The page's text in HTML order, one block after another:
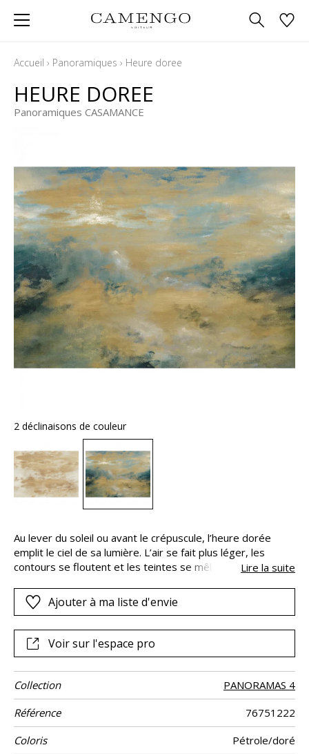
Accueil › Panoramiques › Heure doree
HEURE DOREE
Panoramiques CASAMANCE
2 déclinaisons de couleur
Au lever du soleil ou avant le crépuscule, l’heure dorée
emplit le ciel de sa lumière. L’air se fait plus léger, les
contours se floutent et les teintes se mêlent. L’heure
beauté suspendue qui invite à la contemplation.
Lire la suite
Ajouter à ma liste d'envie
Voir sur l'espace pro
Collection
PANORAMAS 4
Référence
76751222
Coloris
Pétrole/doré